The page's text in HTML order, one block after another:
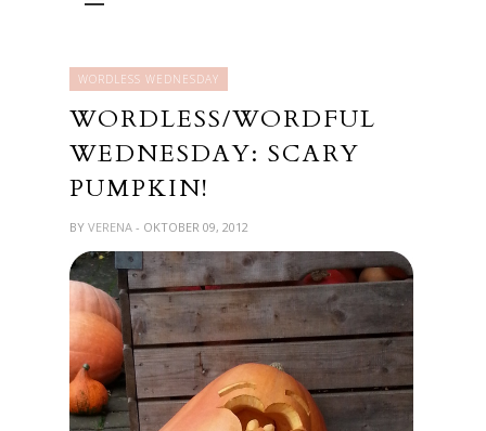
WORDLESS WEDNESDAY
WORDLESS/WORDFUL
WEDNESDAY: SCARY
PUMPKIN!
BY VERENA - OKTOBER 09, 2012